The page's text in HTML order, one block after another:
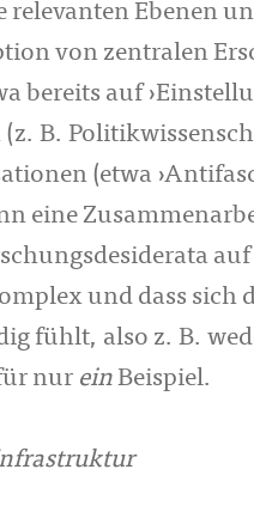
Ebenen
von zentralen
bereits auf
B.
(etwa
eine
und dass sich
fühlt, also z. B.
nur einBeispiel.